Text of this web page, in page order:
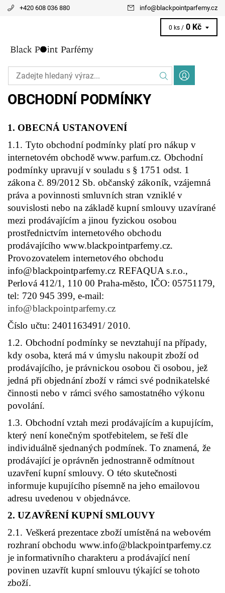
+420 608 036 880 info@ blackpointparfemy.cz
0 ks / 0 Kč
OBCHODNÍ PODMÍNKY
1. OBECNÁ USTANOVENÍ
1.1. Tyto obchodní podmínky platí pro nákup v
internetovém obchodě www.parfum.cz. Obchodní
podmínky upravují v souladu s § 1751 odst. 1
zákona č. 89/2012 Sb. občanský zákoník, vzájemná
práva a povinnosti smluvních stran vzniklé v
souvislosti nebo na základě kupní smlouvy uzavírané
mezi prodávajícím a jinou fyzickou osobou
prostřednictvím internetového obchodu
prodávajícího www.blackpointparfemy.cz.
Provozovatelem internetového obchodu
info@blackpointparfemy.cz REFAQUA s.r.o.,
Perlová 412/1, 110 00 Praha-město, IČO: 05751179,
tel: 720 945 399, e-mail:
info@blackpointparfemy.cz
Číslo učtu: 2401163491/ 2010.
1.2. Obchodní podmínky se nevztahují na případy,
kdy osoba, která má v úmyslu nakoupit zboží od
prodávajícího, je právnickou osobou či osobou, jež
jedná při objednání zboží v rámci své podnikatelské
činnosti nebo v rámci svého samostatného výkonu
povolání.
1.3. Obchodní vztah mezi prodávajícím a kupujícím,
který není konečným spotřebitelem, se řeší dle
individuálně sjednaných podmínek. To znamená, že
prodávající je oprávněn jednostranně odmítnout
uzavření kupní smlouvy. O této skutečnosti
informuje kupujícího písemně na jeho emailovou
adresu uvedenou v objednávce.
2. UZAVŘENÍ KUPNÍ SMLOUVY
2.1. Veškerá prezentace zboží umístěná na webovém
rozhraní obchodu www.info@blackpointparfemy.cz
je informativního charakteru a prodávající není
povinen uzavřít kupní smlouvu týkající se tohoto
zboží.